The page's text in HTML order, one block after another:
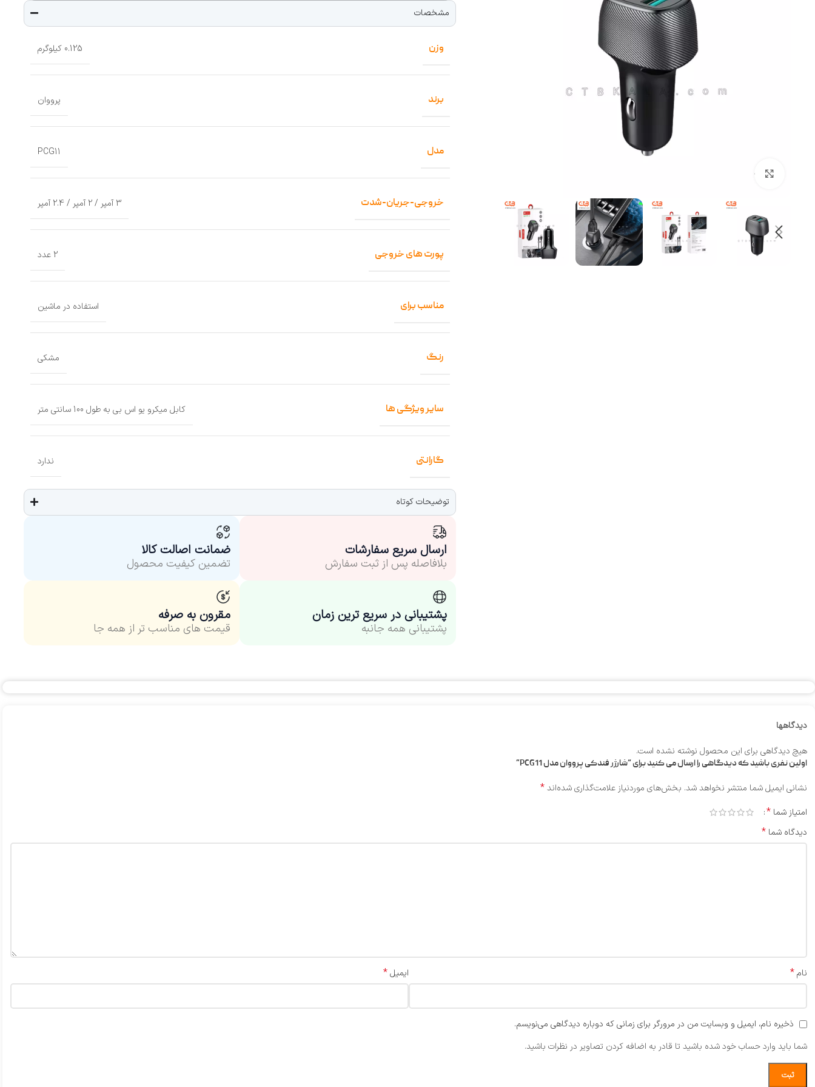
مشخصات
وزن 0.125 کیلوگرم
برند پرووان
مدل PCG11
خروجی-جریان-شدت 3 آمپر / 2 آمپر / 2.4 آمپر
پورت های خروجی 2 عدد
مناسب برای استفاده در ماشین
رنگ مشکی
سایر ویژگی ها کابل میکرو یو اس بی به طول 100 سانتی متر
گارانتی ندارد
توضیحات کوتاه
ارسال سریع سفارشات
بلافاصله پس از ثبت سفارش
ضمانت اصالت کالا
تضمین کیفیت محصول
پشتیبانی در سریع ترین زمان
پشتیبانی همه جانبه
مقرون به صرفه
قیمت های مناسب‌ تر از همه جا
دیدگاهها
هیچ دیدگاهی برای این محصول نوشته نشده است.
اولین نفری باشید که دیدگاهی را ارسال می کنید برای “شارژر فندکی پرووان مدل PCG11”
نشانی ایمیل شما منتشر نخواهد شد. بخش‌های موردنیاز علامت‌گذاری شده‌اند*
امتیاز شما *
دیدگاه شما *
نام* ایمیل*
ذخیره نام، ایمیل و وبسایت من در مرورگر برای زمانی که دوباره دیدگاهی می‌نویسم.
شما باید وارد حساب خود شده باشید تا قادر به اضافه کردن تصاویر در نظرات باشید.